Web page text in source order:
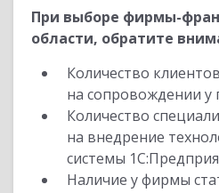
При выборе фирмы-
области, обратите
Количество
на сопровождении
Количество
на внедрение
системы
Наличие у фирмы